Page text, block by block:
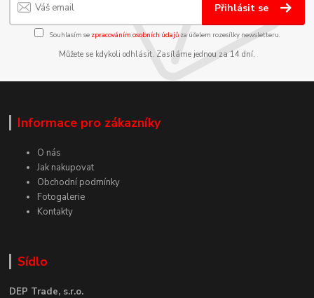
Přihlásit se
Souhlasím se zpracováním osobních údajůza účelem rozesílky newsletteru.
Můžete se kdykoli odhlásit. Zasíláme jednou za 14 dní.
Informace pro zákazníky
O nás
Jak nakupovat
Obchodní podmínky
Fotogalerie
Kontakty
Sídlo
DEP Trade, s.r.o.